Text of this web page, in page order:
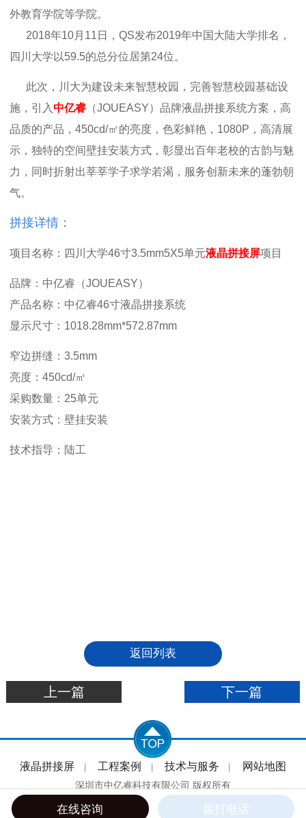
外教育学院等学院。
2018年10月11日，QS发布2019年中国大陆大学排名，
四川大学以59.5的总分位居第24位。
此次，川大为建设未来智慧校园，完善智慧校园基础设
施，引入中亿睿 （JOUEASY）品牌液晶拼接系统方案，高
品质的产品， 450cd/㎡的亮度， 色彩鲜艳，1080P，高清展
示，独特的空间壁挂安装方式，彰显出百年老校的古韵与魅
力，同时折射出莘莘学子求学若渴，服务创新未来的蓬勃朝
气。
拼接详情：
项目名称：四川大学46寸3.5mm5X5单元液晶拼接屏项目
品牌：中亿睿（JOUEASY）
产品名称：中亿睿46寸液晶拼接系统
显示尺寸：1018.28mm*572.87mm
窄边拼缝：3.5mm
亮度：450cd/㎡
采购数量：25单元
安装方式：壁挂安装
技术指导：陆工
返回列表
上一篇 下一篇
液晶拼接屏 工程案例 技术与服务 网站地图
深圳市中亿睿科技有限公司 版权所有
在线咨询 拨打电话